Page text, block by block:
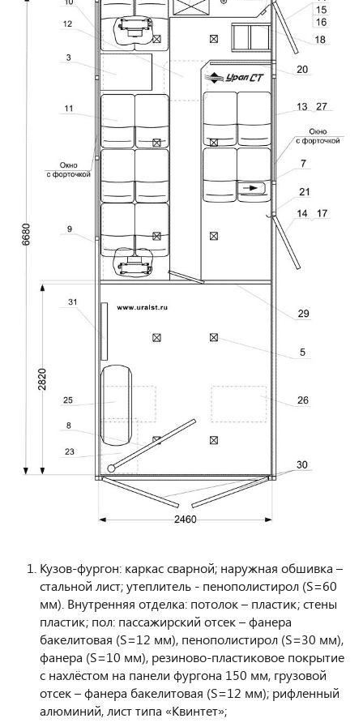
Кузов-фургон: каркас сварной; наружная обшивка –
стальной лист; утеплитель - пенополистирол (S=60
мм). Внутренняя отделка: потолок – пластик; стены
пластик; пол: пассажирский отсек – фанера
бакелитовая (S=12 мм), пенополистирол (S=30 мм),
фанера (S=10 мм), резиново-пластиковое покрытие
с нахлёстом на панели фургона 150 мм, грузовой
отсек – фанера бакелитовая (S=12 мм); рифленный
алюминий, лист типа «Квинтет»;